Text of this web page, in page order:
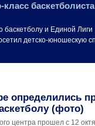
баскетболу и Единой
детско-юношескую
определились
(фото)
центра прошел с 12